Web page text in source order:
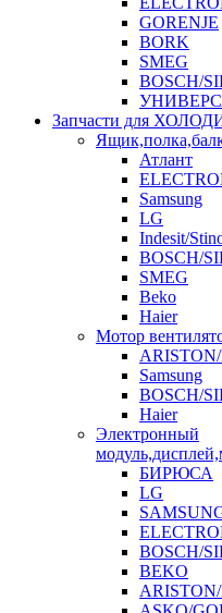
GORENJE
BORK
SMEG
BOSCH/
Запчасти для
Атлант
Samsung
LG
Indesit/
BOSCH/
SMEG
Beko
Haier
Мотор
Samsung
BOSCH/
Haier
Электронный
БИРЮСА
LG
BOSCH/
BEKO